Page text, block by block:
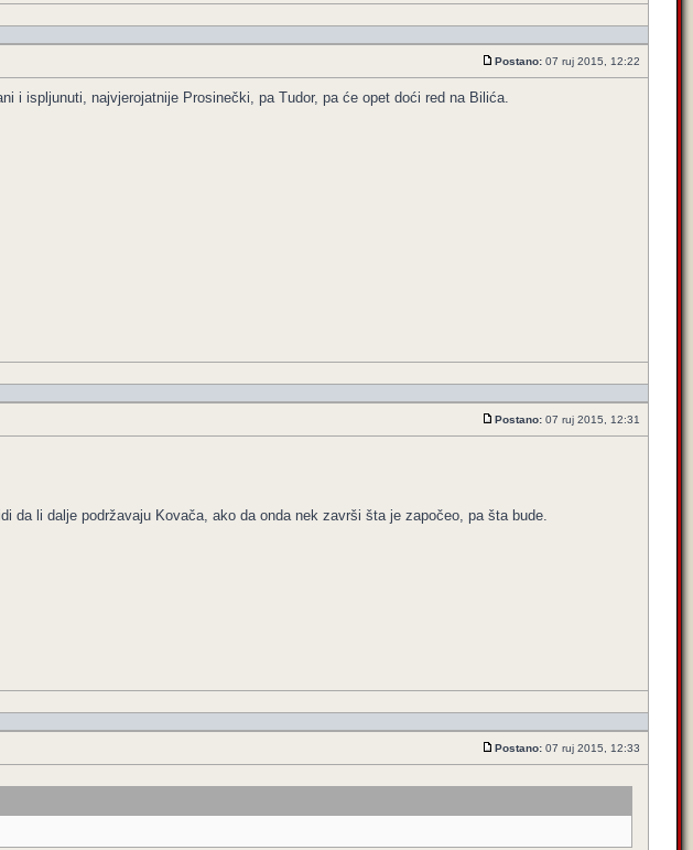
Postano: 07 ruj 2015, 12:22
i ispljunuti, najvjerojatnije Prosinečki, pa Tudor, pa će opet doći red na Bilića.
Postano: 07 ruj 2015, 12:31
da li dalje podržavaju Kovača, ako da onda nek završi šta je započeo, pa šta bude.
Postano: 07 ruj 2015, 12:33